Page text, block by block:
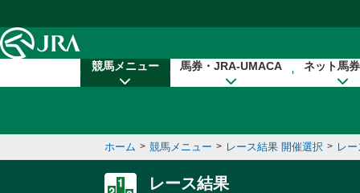
競馬メニュー 馬券・JRA-UMACA ネット馬
ホーム > 競馬メニュー > レース結果 開催選択 > レ
レース結果